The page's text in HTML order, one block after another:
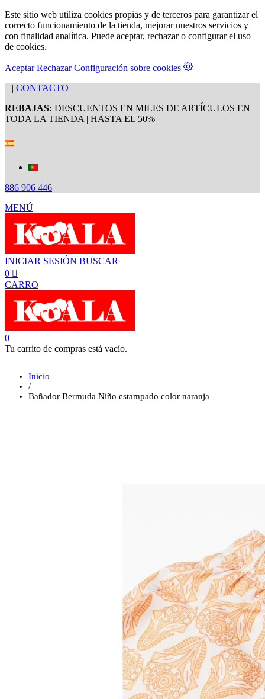
Este sitio web utiliza cookies propias y de terceros para garantizar el
correcto funcionamiento de la tienda, mejorar nuestros servicios y
con finalidad analítica. Puede aceptar, rechazar o configurar el uso
de cookies.
Aceptar Rechazar Configuración sobre cookies
| CONTACTO
REBAJAS: DESCUENTOS EN MILES DE ARTÍCULOS EN
TODA LA TIENDA | HASTA EL 50%
886 906 446
MENÚ
INICIAR SESIÓN BUSCAR
0
CARRO
0
Tu carrito de compras está vacío.
Inicio
/
Bañador Bermuda Niño estampado color naranja